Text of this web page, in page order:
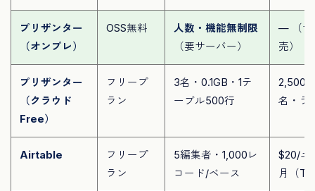
プリザンター
（オンプレ）
OSS無料
人数・機能無制限
（要サーバー）
— （サ
売）
プリザンター
（クラウド
Free）
フリープ
ラン
3名・0.1GB・1テ
ーブル500行
2,500
名・ラ
Airtable
フリープ
ラン
5編集者・1,000レ
コード/ベース
$20/ユ
月（